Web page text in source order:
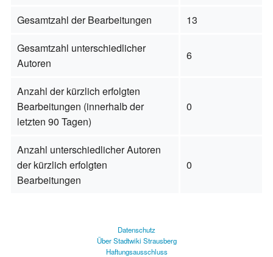
Gesamtzahl der Bearbeitungen
13
Gesamtzahl unterschiedlicher
Autoren
6
Anzahl der kürzlich erfolgten
Bearbeitungen (innerhalb der
letzten 90 Tagen)
0
Anzahl unterschiedlicher Autoren
der kürzlich erfolgten
Bearbeitungen
0
Datenschutz
Über Stadtwiki Strausberg
Haftungsausschluss